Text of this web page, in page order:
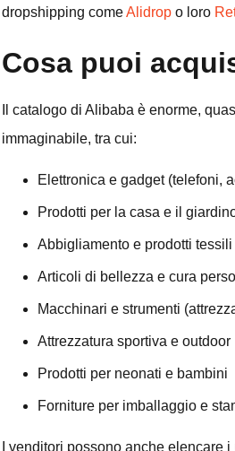
dropshipping comeAlidrop o loro
Cosa puoi
Il catalogo di Alibaba è enorme,
immaginabile, tra cui:
Elettronica e gadget (telefoni,
Prodotti per la casa e il
Abbigliamento e prodotti
Articoli di bellezza e cura
Macchinari e strumenti
Attrezzatura sportiva e outdoor
Prodotti per neonati e bambini
Forniture per imballaggio e
I venditori possono anche elencare